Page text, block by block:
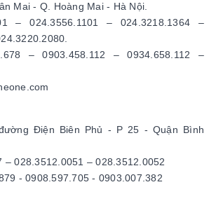
Mai - Q. Hoàng Mai - Hà Nội.
– 024.3556.1101 – 024.3218.1364 –
– 0903.458.112 – 0934.658.112 –
Điện Biên Phủ - P 25 - Quận Bình
– 028.3512.0051 – 028.3512.0052
- 0908.597.705 - 0903.007.382